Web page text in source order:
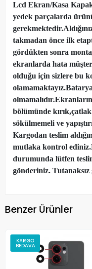
Lcd Ekran/Kasa
yedek parçalarda
takmadan önce ilk
gördükten sonra
ekranlarda hata
olduğu için sizlere bu
bölümünde
sökülmemeli ve
Kargodan teslim
mutlaka kontrol
durumunda lütfen
gönderiniz.
Benzer Ürünler
KARGO
BEDAVA